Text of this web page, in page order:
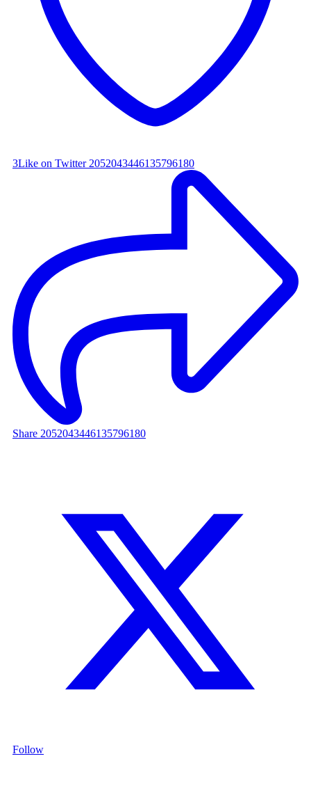
3Like on Twitter 2052043446135796180
Share 2052043446135796180
Follow